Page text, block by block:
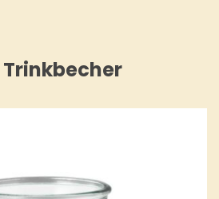
Trinkbecher